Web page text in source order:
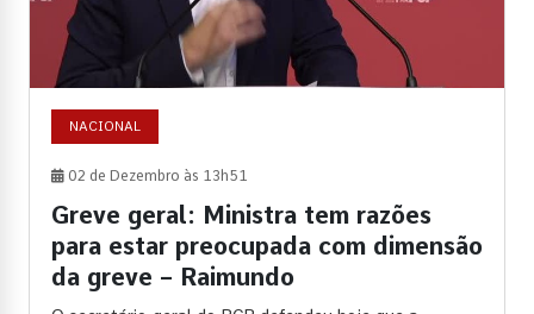
NACIONAL
02 de Dezembro às 13h51
Greve geral: Ministra tem razões
para estar preocupada com dimensão
da greve – Raimundo